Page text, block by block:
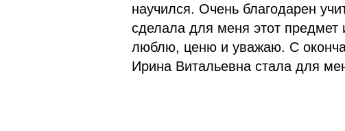
научился. Очень благодарен
сделала для меня этот предмет
люблю, ценю и уважаю. С
Ирина Витальевна стала для